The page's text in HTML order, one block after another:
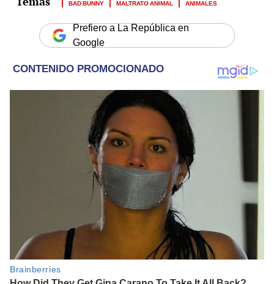
BAD BUNNY MALTRATO ANIMAL ANIMALES
Prefiero a La República en
Google